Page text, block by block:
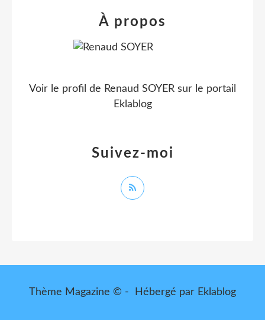
Suivez-moi
À propos
Voir le profil de Renaud SOYER sur le portail
Eklablog
Thème Magazine © - Hébergé par Eklablog